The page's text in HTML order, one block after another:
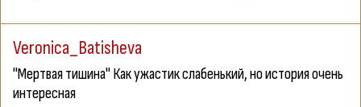
Veronica_Batisheva
"Мертвая тишина" Как ужастик слабенький, но история очень
интересная